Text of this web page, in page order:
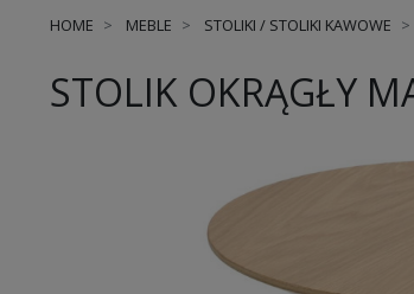
HOME MEBLE STOLIKI / STOLIKI KAWOWE
STOLIK OKRĄGŁY